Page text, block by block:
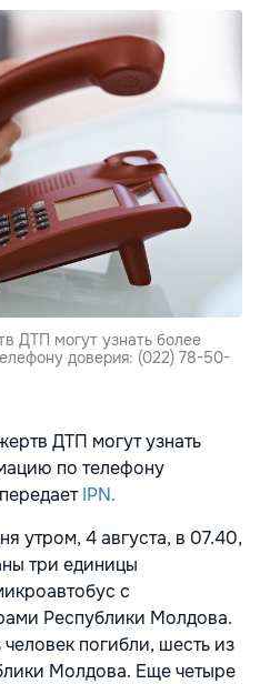
ДТП могут узнать более
доверия: (022) 78-50-
ДТП могут узнать
по телефону
IPN.
утром, 4 августа, в 07.40,
три единицы
с
Республики Молдова.
погибли, шесть из
Молдова. Еще четыре